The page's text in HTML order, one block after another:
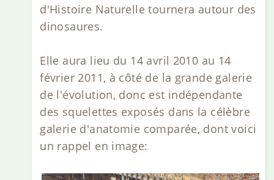
d'Histoire Naturelle tournera autour des
dinosaures.
Elle aura lieu du 14 avril 2010 au 14
février 2011, à côté de la grande galerie
de l'évolution, donc est indépendante
des squelettes exposés dans la célèbre
galerie d'anatomie comparée, dont voici
un rappel en image: